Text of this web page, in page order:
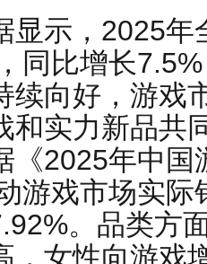
显示，2025年
同比增长
续向好，游戏
和实力新品共
《2025年中国
游戏市场实
。品类方
，女性向游戏